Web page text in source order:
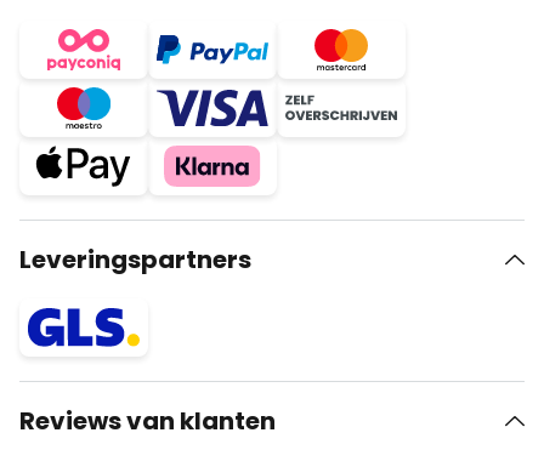
Leveringspartners
Reviews van klanten